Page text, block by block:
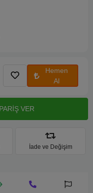
Hemen
Al
VER
İade ve Değişim